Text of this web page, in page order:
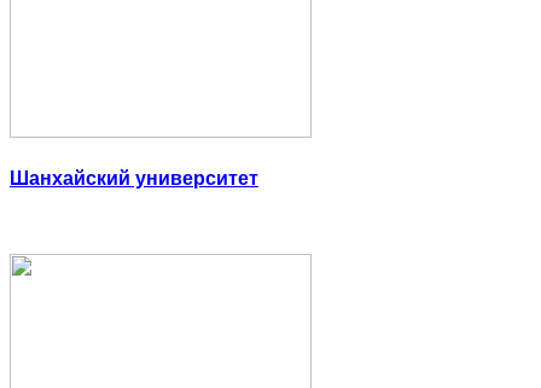
Шанхайский университет